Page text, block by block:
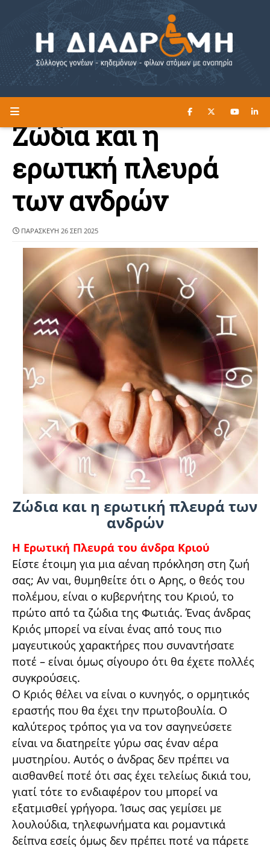
Η ΔΙΑΔΡΟΜΗ ΔΙΑΒΑΣΤΕ ΕΔΩ ►
Ζώδια και η
ερωτική πλευρά
των ανδρών
ΠΑΡΑΣΚΕΥΉ 26 ΣΕΠ 2025
Ζώδια και η ερωτική πλευρά των
ανδρών
Η Ερωτική Πλευρά του άνδρα Κριού
Είστε έτοιμη για μια αέναη πρόκληση στη ζωή
σας; Αν ναι, θυμηθείτε ότι ο Αρης, ο θεός του
πολέμου, είναι ο κυβερνήτης του Κριού, το
πρώτο από τα ζώδια της Φωτιάς. Ένας άνδρας
Κριός μπορεί να είναι ένας από τους πιο
μαγευτικούς χαρακτήρες που συναντήσατε
ποτέ – είναι όμως σίγουρο ότι θα έχετε πολλές
συγκρούσεις.
Ο Κριός θέλει να είναι ο κυνηγός, ο ορμητικός
εραστής που θα έχει την πρωτοβουλία. Ο
καλύτερος τρόπος για να τον σαγηνεύσετε
είναι να διατηρείτε γύρω σας έναν αέρα
μυστηρίου. Αυτός ο άνδρας δεν πρέπει να
αισθανθεί ποτέ ότι σας έχει τελείως δικιά του,
γιατί τότε το ενδιαφέρον του μπορεί να
εξατμισθεί γρήγορα. Ίσως σας γεμίσει με
λουλούδια, τηλεφωνήματα και ρομαντικά
δείπνα εσείς όμως δεν πρέπει ποτέ να πάρετε